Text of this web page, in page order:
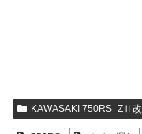
KAWASAKI 750RS_ZⅡ改